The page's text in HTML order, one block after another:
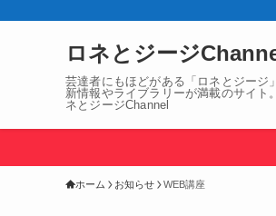
ロネとジージ
芸達者にもほどがある「ロネとジージ
新情報やライブラリーが満載のサイト
ネとジージChannel
ホーム お知らせ WEB講座